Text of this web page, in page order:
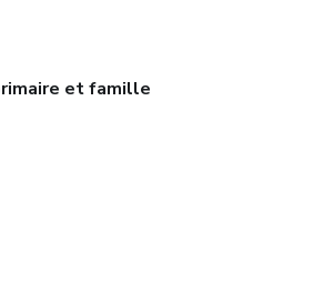
et famille